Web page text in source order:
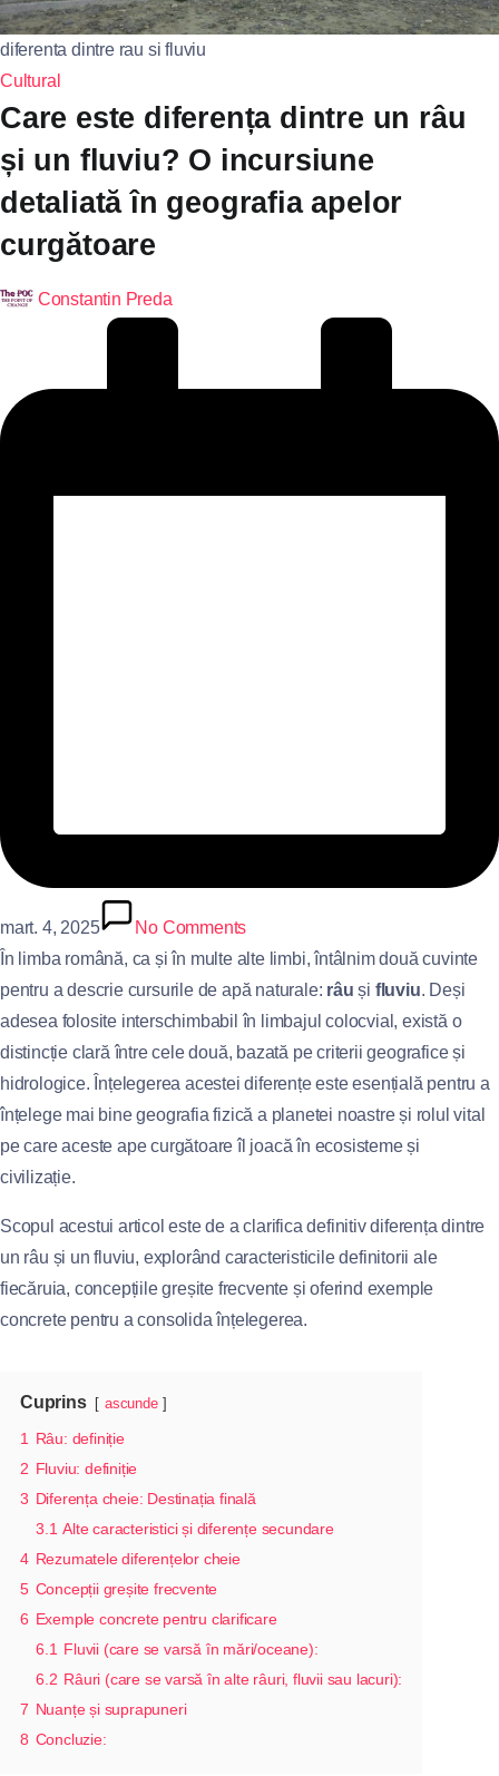
diferenta dintre rau si fluviu
Cultural
Care este diferența dintre un râu
și un fluviu? O incursiune
detaliată în geografia apelor
curgătoare
Constantin Preda
mart. 4, 2025
No Comments
În limba română, ca și în multe alte limbi, întâlnim două cuvinte
pentru a descrie cursurile de apă naturale: râu și fluviu. Deși
adesea folosite interschimbabil în limbajul colocvial, există o
distincție clară între cele două, bazată pe criterii geografice și
hidrologice. Înțelegerea acestei diferențe este esențială pentru a
înțelege mai bine geografia fizică a planetei noastre și rolul vital
pe care aceste ape curgătoare îl joacă în ecosisteme și
civilizație.
Scopul acestui articol este de a clarifica definitiv diferența dintre
un râu și un fluviu, explorând caracteristicile definitorii ale
fiecăruia, concepțiile greșite frecvente și oferind exemple
concrete pentru a consolida înțelegerea.
Cuprins ascunde
1
Râu: definiție
2 Fluviu: definiție
3 Diferența cheie: Destinația finală
3.1 Alte caracteristici și diferențe secundare
4 Rezumatele diferențelor cheie
5 Concepții greșite frecvente
6 Exemple concrete pentru clarificare
6.1 Fluvii (care se varsă în mări/oceane):
6.2 Râuri (care se varsă în alte râuri, fluvii sau lacuri):
7 Nuanțe și suprapuneri
8 Concluzie: